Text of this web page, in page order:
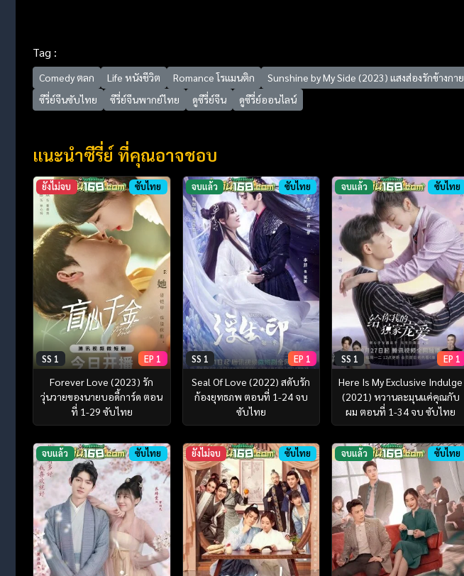
Tag :
Comedy ตลก Life หนังชีวิต Romance โรแมนติก Sunshine by My Side (2023) แสงส่องรักข้างกาย
ซีรี่ย์จีนซับไทย
ซีรี่ย์จีนพากย์ไทย ดูซีรี่ย์จีน ดูซีรี่ย์ออนไลน์
แนะนำซีรี่ย์ ที่คุณอาจชอบ
ยังไม่จบ ซับไทย
SS 1 EP 1
Forever Love (2023) รัก
วุ่นวายของนายบอดี้การ์ด ตอน
ที่ 1-29 ซับไทย
จบแล้ว ซับไทย
SS 1 EP 1
Seal Of Love (2022) สดับรัก
ก้องยุทธภพ ตอนที่ 1-24 จบ
ซับไทย
จบแล้ว ซับไทย
SS 1 EP 1
Here Is My Exclusive Indulge
(2021) หวานละมุนแค่คุณกับ
ผม ตอนที่ 1-34 จบ ซับไทย
จบแล้ว ซับไทย ยังไม่จบ ซับไทย จบแล้ว ซับไทย